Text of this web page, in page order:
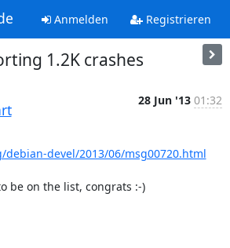
Anmelden Registrieren
1.2K crashes
28 Jun '13 01:32
devel/2013/06/msg00720.html
be on the list, congrats :-)